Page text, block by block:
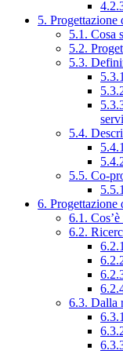
5. Progettazione
5.1. Cosa
5.2.
5.3.
5.4.
5.5. Co-
6. Progettazione
6.1.
6.2.
6.3. Dalla